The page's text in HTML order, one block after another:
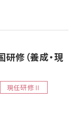
修（養成・現
現任研修Ⅱ